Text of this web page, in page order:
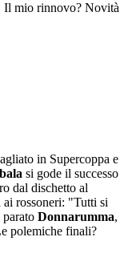
Il mio rinnovo? Novità
in Supercoppa e
si gode il successo
dal dischetto al
ai rossoneri: "Tutti si
Donnarumma,
polemiche finali?